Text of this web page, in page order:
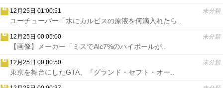
12月25日 01:00:51 未分類
ユーチューバー「水にカルピスの原液を何滴入れたら..
12月25日 00:05:00 未分類
【画像】メーカー「ミスでAlc7%のハイボールが..
12月25日 00:00:50 未分類
東京を舞台にしたGTA、『グランド・セフト・オー..